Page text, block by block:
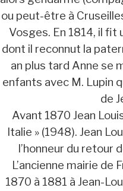
ou peut-être à
Vosges. En 1814, il fit
dont il reconnut la
an plus tard Anne se
enfants avec M. Lupin
de
Avant 1870 Jean
Italie » (1948). Jean
l’honneur du retour
L’ancienne mairie de
1870 à 1881 à Jean-